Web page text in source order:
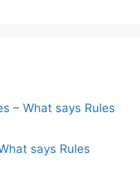
– What says Rules
says Rules